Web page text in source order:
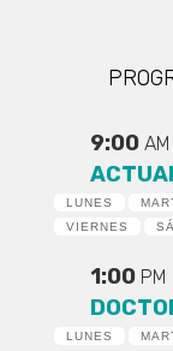
9:00 AM
LUNES
VIERNES
1:00 PM
LUNES